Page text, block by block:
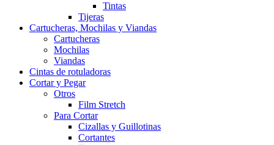
Tintas
Tijeras
Cartucheras, Mochilas y Viandas
Cartucheras
Mochilas
Viandas
Cintas de rotuladoras
Cortar y Pegar
Otros
Film Stretch
Para Cortar
Cizallas y Guillotinas
Cortantes